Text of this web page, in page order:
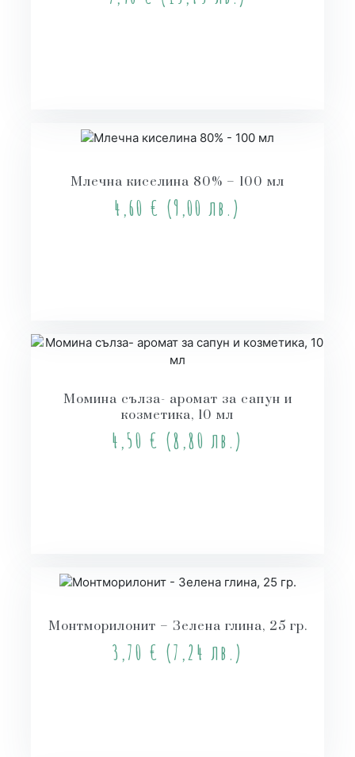
Млечна киселина 80% – 100 мл
4,60 € (9,00 лв.)
Момина сълза- аромат за сапун и
козметика, 10 мл
4,50 € (8,80 лв.)
Монтморилонит – Зелена глина, 25 гр.
3,70 € (7,24 лв.)